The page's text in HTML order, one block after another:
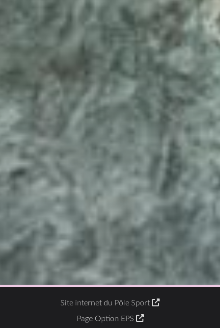
Site internet du Pôle Sport
Page Option EPS